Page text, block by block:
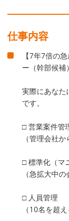
仕事内容
【7年7倍の
ー（幹部候補）
実際にあなた
です。
□ 営業案件管
（管理会社
□ 標準化（マ
（急拡大中
□ 人員管理
（10名を超